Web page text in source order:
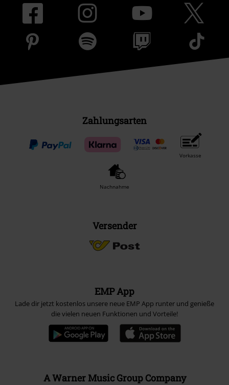
Zahlungsarten
Vorkasse
Nachnahme
Versender
EMP App
Lade dir jetzt kostenlos unsere neue EMP App runter und genieße
die vielen neuen Funktionen und Vorteile!
A Warner Music Group Company